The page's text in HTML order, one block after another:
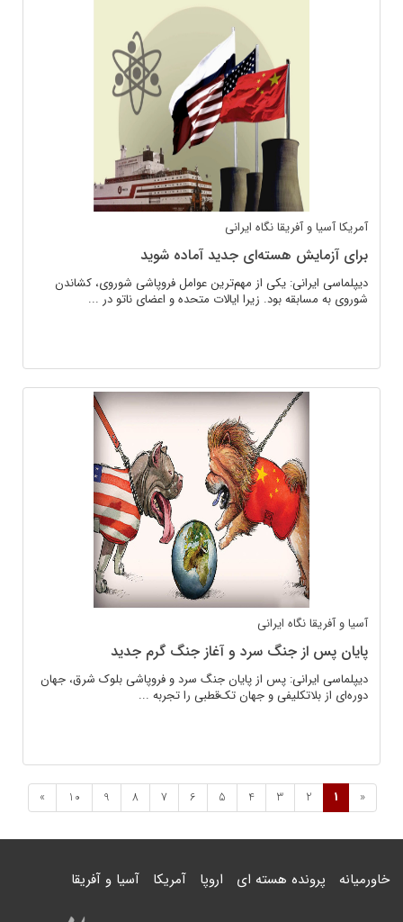
آمریکاآسیا و آفریقانگاه ایرانی
برای آزمایش هسته‌ای جدید آماده شوید
دیپلماسی ایرانی: یکی از مهم‌ترین عوامل فروپاشی شوروی، کشاندن
شوروی به مسابقه بود. زیرا ایالات متحده و اعضای ناتو در ...
آسیا و آفریقانگاه ایرانی
پایان پس از جنگ سرد و آغاز جنگ گرم جدید
دیپلماسی ایرانی: پس از پایان جنگ سرد و فروپاشی بلوک شرق، جهان
دوره‌ای از بلاتکلیفی و جهان تک‌قطبی را تجربه ...
«
1
2
3
4
5
6
7
8
9
10
»
خاورمیانه پرونده هسته ای اروپا آمریکا آسیا و آفریقا